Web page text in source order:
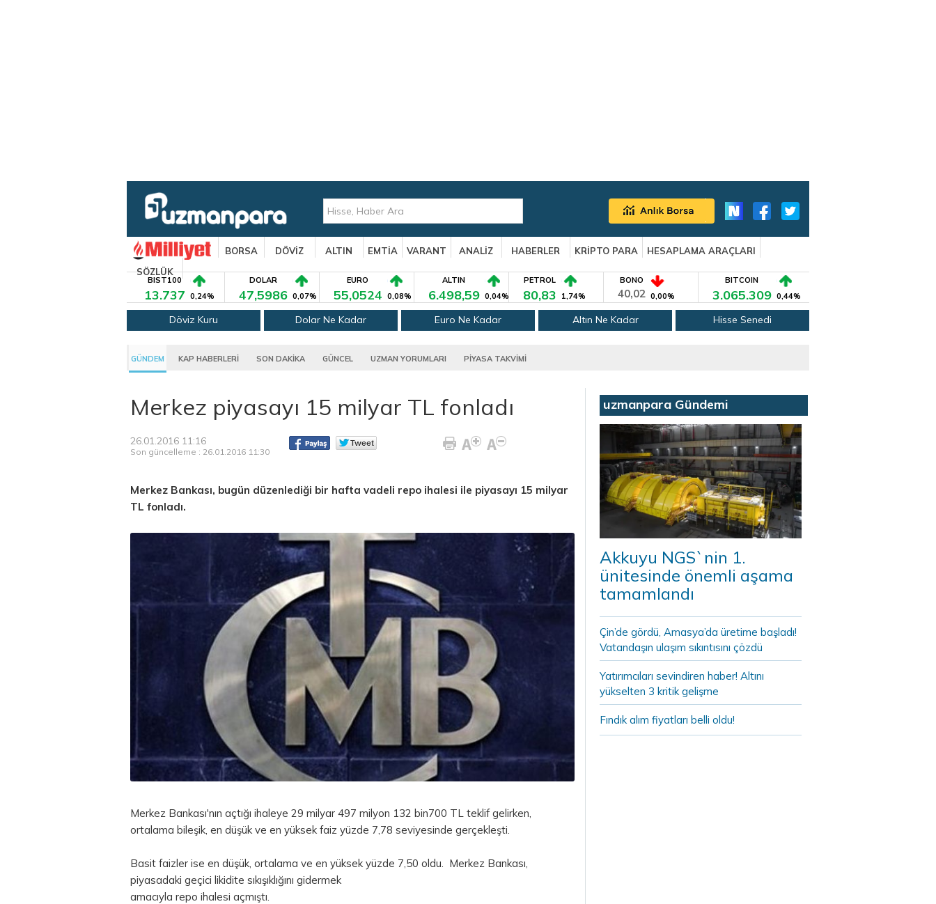
BORSA DÖVİZ ALTIN EMTİA VARANT ANALİZ HABERLER KRİPTO PARA
HESAPLAMA ARAÇLARI
SÖZLÜK
BIST100
13.737 0,24%
DOLAR
47,5986 0,07%
EURO
55,0524 0,08%
ALTIN
6.498,59 0,04%
PETROL
80,83 1,74%
BONO
40,02 0,00%
BITCOIN
3.065.309 0,44%
Döviz Kuru Dolar Ne Kadar Euro Ne Kadar Altın Ne Kadar Hisse Senedi
GÜNDEM KAP HABERLERİ SON DAKİKA GÜNCEL UZMAN YORUMLARI PİYASA TAKVİMİ
Merkez piyasayı 15 milyar TL fonladı
26.01.2016 11:16
Son güncelleme : 26.01.2016 11:30
Merkez Bankası, bugün düzenlediği bir hafta vadeli repo ihalesi ile piyasayı 15 milyar
TL fonladı.
Merkez Bankası'nın açtığı ihaleye 29 milyar 497 milyon 132 bin700 TL teklif gelirken,
ortalama bileşik, en düşük ve en yüksek faiz yüzde 7,78 seviyesinde gerçekleşti.
Basit faizler ise en düşük, ortalama ve en yüksek yüzde 7,50 oldu. Merkez Bankası,
piyasadaki geçici likidite sıkışıklığını gidermek
amacıyla repo ihalesi açmıştı.
uzmanpara Gündemi
Akkuyu NGS`nin 1.
ünitesinde önemli aşama
tamamlandı
Çin’de gördü, Amasya’da üretime başladı!
Vatandaşın ulaşım sıkıntısını çözdü
Yatırımcıları sevindiren haber! Altını
yükselten 3 kritik gelişme
Fındık alım fiyatları belli oldu!